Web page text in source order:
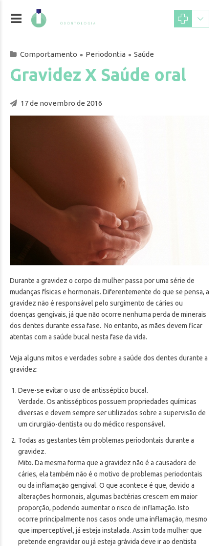
Comportamento Periodontia Saúde
Gravidez X Saúde oral
17 de novembro de 2016
Durante a gravidez o corpo da mulher passa por uma série de
mudanças físicas e hormonais. Diferentemente do que se pensa, a
gravidez não é responsável pelo surgimento de cáries ou
doenças gengivais, já que não ocorre nenhuma perda de minerais
dos dentes durante essa fase. No entanto, as mães devem ficar
atentas com a saúde bucal nesta fase da vida.
Veja alguns mitos e verdades sobre a saúde dos dentes durante a
gravidez:
Deve-se evitar o uso de antisséptico bucal.
Verdade. Os antissépticos possuem propriedades químicas
diversas e devem sempre ser utilizados sobre a supervisão de
um cirurgião-dentista ou do médico responsável.
Todas as gestantes têm problemas periodontais durante a
gravidez.
Mito. Da mesma forma que a gravidez não é a causadora de
cáries, ela também não é o motivo de problemas periodontais
ou da inflamação gengival. O que acontece é que, devido a
alterações hormonais, algumas bactérias crescem em maior
proporção, podendo aumentar o risco de inflamação. Isto
ocorre principalmente nos casos onde uma inflamação, mesmo
que imperceptível, já esteja instalada. Assim toda mulher que
pretende engravidar ou já esteja grávida deve ir ao dentista